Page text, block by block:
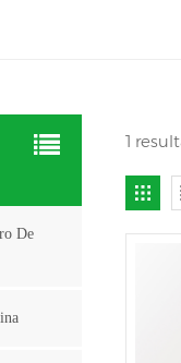
1
De